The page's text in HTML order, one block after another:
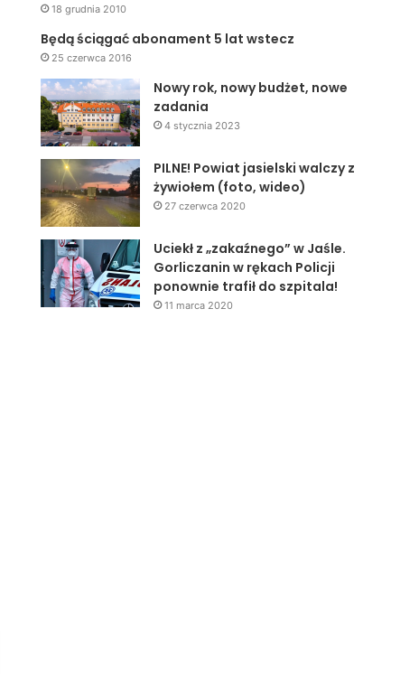
18 grudnia 2010
Będą ściągać abonament 5 lat wstecz
25 czerwca 2016
Nowy rok, nowy budżet, nowe
zadania
4 stycznia 2023
PILNE! Powiat jasielski walczy z
żywiołem (foto, wideo)
27 czerwca 2020
Uciekł z „zakaźnego” w Jaśle.
Gorliczanin w rękach Policji
ponownie trafił do szpitala!
11 marca 2020